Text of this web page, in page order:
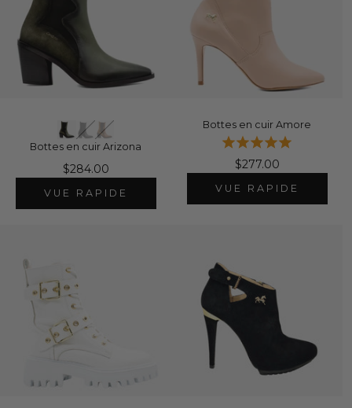
Bottes en cuir Arizona
$284.00
VUE RAPIDE
Bottes en cuir Amore
$277.00
VUE RAPIDE